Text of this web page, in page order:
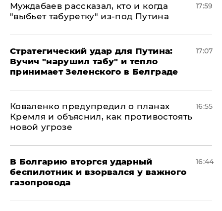
Муждабаев рассказал, кто и когда
"выбьет табуретку" из-под Путина
17:59
Стратегический удар для Путина:
Вучич "нарушил табу" и тепло
принимает Зеленского в Белграде
17:07
Коваленко предупредил о планах
Кремля и объяснил, как противостоять
новой угрозе
16:55
В Болгарию вторгся ударный
беспилотник и взорвался у важного
газопровода
16:44